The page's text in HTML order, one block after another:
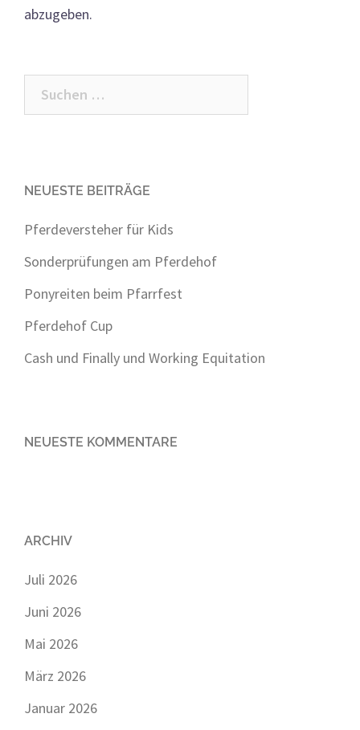
abzugeben.
Suchen
NEUESTE BEITRÄGE
Pferdeversteher für Kids
Sonderprüfungen am Pferdehof
Ponyreiten beim Pfarrfest
Pferdehof Cup
Cash und Finally und Working Equitation
NEUESTE KOMMENTARE
ARCHIV
Juli 2026
Juni 2026
Mai 2026
März 2026
Januar 2026